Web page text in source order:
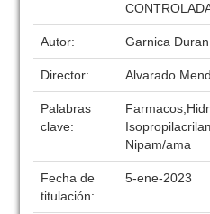
Autor: Garnica
Director: Alvarado
Palabras
clave:
Nipam/ama
Fecha de
titulación:
5-ene-2023